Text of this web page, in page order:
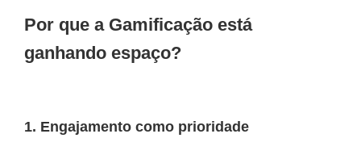
Por que a Gamificação está
ganhando espaço?
1. Engajamento como prioridade